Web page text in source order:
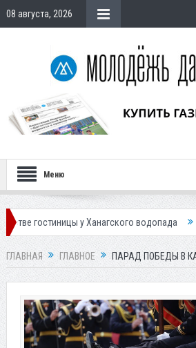
08 августа, 2026
Меню
водопада Власти Махачкалы планирует
ГЛАВНАЯ ГЛАВНОЕ ПАРАД ПОБЕДЫ В